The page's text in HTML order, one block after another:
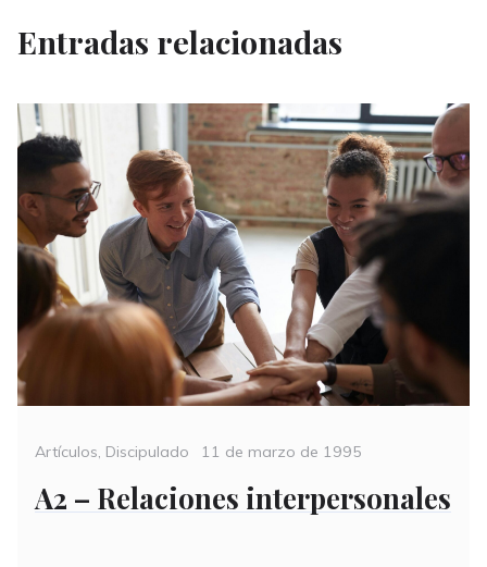
Entradas relacionadas
Categories
Artículos, Discipulado
Posted
11 de marzo de 1995
A2 – Relaciones interpersonales